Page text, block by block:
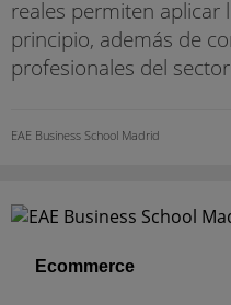
reales permiten aplicar
principio, además de
profesionales del
EAE Business School Madrid
Ecommerce